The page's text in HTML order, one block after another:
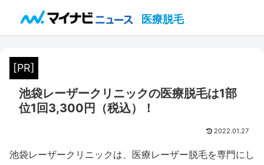
医療脱毛
[PR]
池袋レーザークリニックの医療脱毛は1部
位1回3,300円（税込）！
2022.01.27
池袋レーザークリニックは、医療レーザー脱毛を専門にし